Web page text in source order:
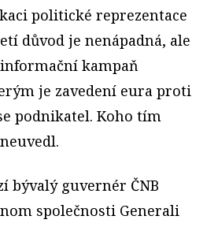
politické reprezentace
důvod je nenápadná, ale
kampaň
je zavedení eura proti
podnikatel. Koho tím
bývalý guvernér ČNB
společnosti Generali